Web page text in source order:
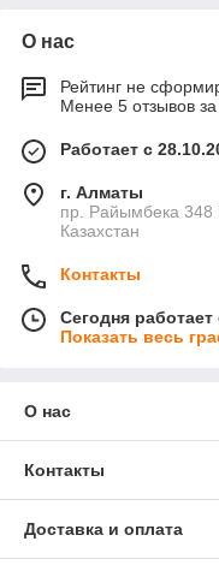
О нас
Рейтинг не
Менее 5 отзывов
Работает с
г. Алматы
пр. Райымбека
Казахстан
Контакты
Сегодня
Показать весь
О нас
Контакты
Доставка и оплата